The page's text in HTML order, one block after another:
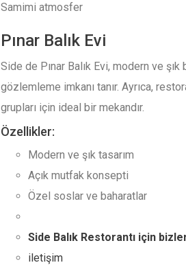
Samimi atmosfer
Pınar Balık Evi
Side de Pınar Balık Evi, modern ve
gözlemleme imkanı tanır. Ayrıca,
grupları için ideal bir mekandır.
Özellikler:
Modern ve şık tasarım
Açık mutfak konsepti
Özel soslar ve baharatlar
Side Balık Restorantı için
iletişim